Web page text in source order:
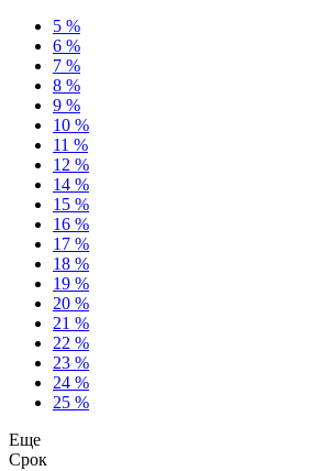
5 %
6 %
7 %
8 %
9 %
10 %
11 %
12 %
14 %
15 %
16 %
17 %
18 %
19 %
20 %
21 %
22 %
23 %
24 %
25 %
Еще
Срок